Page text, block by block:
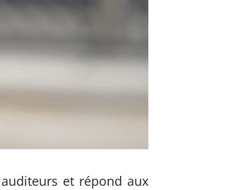
et répond aux